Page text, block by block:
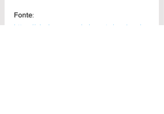
Fonte:
https://elcabong.com.br/evento/arraiye-do-